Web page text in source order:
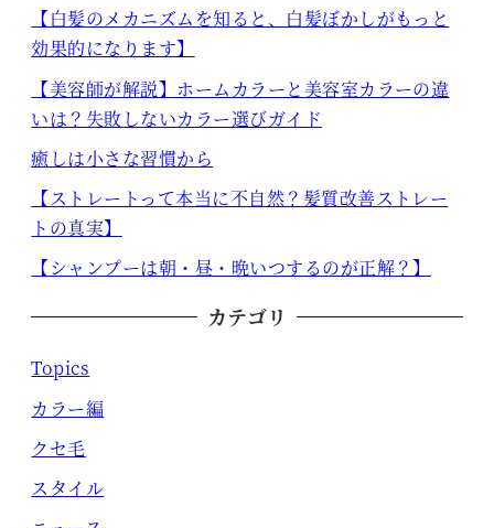
【白髪のメカニズムを知ると、白髪ぼかしがもっと
効果的になります】
【美容師が解説】ホームカラーと美容室カラーの違
いは？失敗しないカラー選びガイド
癒しは小さな習慣から
【ストレートって本当に不自然？髪質改善ストレー
トの真実】
【シャンプーは朝・昼・晩いつするのが正解？】
カテゴリ
Topics
カラー編
クセ毛
スタイル